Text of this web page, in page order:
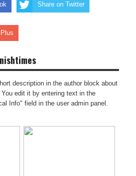
Share on Twitter
description in the author block about
You edit it by entering text in the
Info" field in the user admin panel.